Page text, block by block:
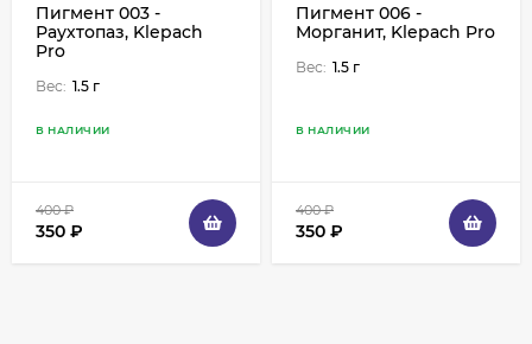
Пигмент 003 -
Раухтопаз, Klepach
Pro
Вес: 1.5 г
В НАЛИЧИИ
400₽
350 ₽
Пигмент 006 -
Морганит, Klepach Pro
Вес: 1.5 г
В НАЛИЧИИ
400₽
350 ₽